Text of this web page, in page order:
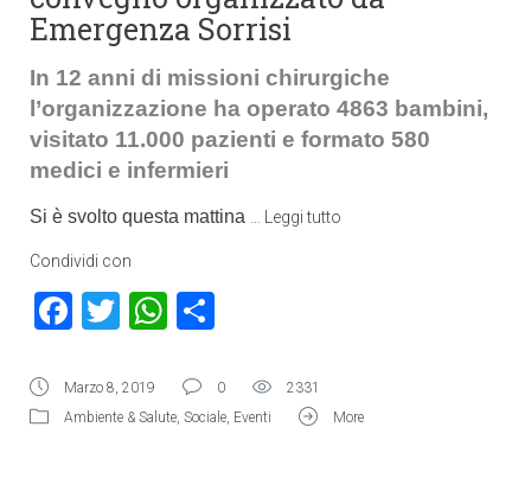
Emergenza Sorrisi
In 12 anni di missioni chirurgiche
l’organizzazione ha operato 4863 bambini,
visitato 11.000 pazienti e formato 580
medici e infermieri
Si è svolto questa mattina Leggi tutto
Condividi con
Facebook
TwitterWhatsApp
Marzo 8, 2019 0
2331
Ambiente & Salute, Sociale, Eventi More